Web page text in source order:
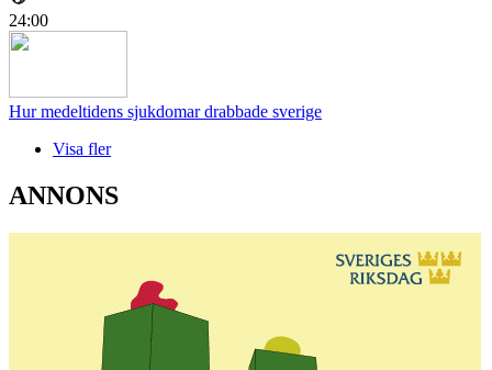
24:00
Hur medeltidens sjukdomar drabbade sverige
Visa fler
ANNONS